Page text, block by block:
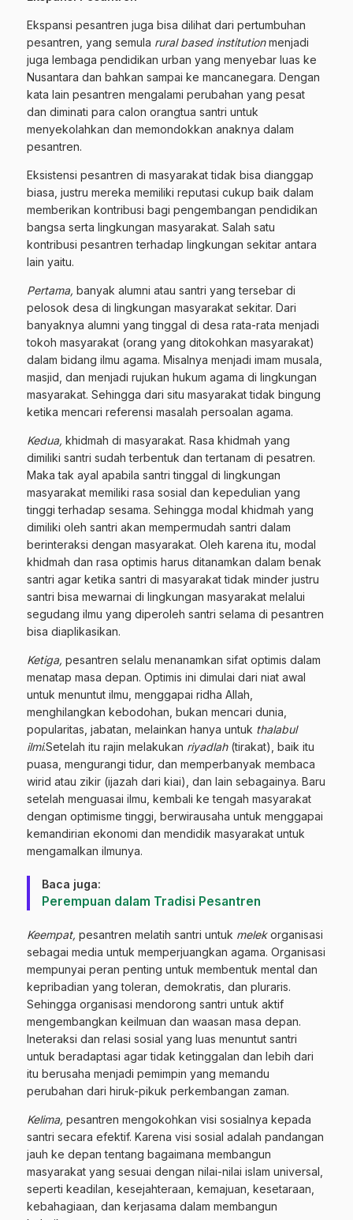
Ekspansi pesantren juga bisa dilihat dari pertumbuhan
pesantren, yang semula rural based institutionmenjadi
juga lembaga pendidikan urban yang menyebar luas ke
Nusantara dan bahkan sampai ke mancanegara. Dengan
kata lain pesantren mengalami perubahan yang pesat
dan diminati para calon orangtua santri untuk
menyekolahkan dan memondokkan anaknya dalam
pesantren.
Eksistensi pesantren di masyarakat tidak bisa dianggap
biasa, justru mereka memiliki reputasi cukup baik dalam
memberikan kontribusi bagi pengembangan pendidikan
bangsa serta lingkungan masyarakat. Salah satu
kontribusi pesantren terhadap lingkungan sekitar antara
lain yaitu.
Pertama, banyak alumni atau santri yang tersebar di
pelosok desa di lingkungan masyarakat sekitar. Dari
banyaknya alumni yang tinggal di desa rata-rata menjadi
tokoh masyarakat (orang yang ditokohkan masyarakat)
dalam bidang ilmu agama. Misalnya menjadi imam musala,
masjid, dan menjadi rujukan hukum agama di lingkungan
masyarakat. Sehingga dari situ masyarakat tidak bingung
ketika mencari referensi masalah persoalan agama.
Kedua, khidmah di masyarakat. Rasa khidmah yang
dimiliki santri sudah terbentuk dan tertanam di pesatren.
Maka tak ayal apabila santri tinggal di lingkungan
masyarakat memiliki rasa sosial dan kepedulian yang
tinggi terhadap sesama. Sehingga modal khidmah yang
dimiliki oleh santri akan mempermudah santri dalam
berinteraksi dengan masyarakat. Oleh karena itu, modal
khidmah dan rasa optimis harus ditanamkan dalam benak
santri agar ketika santri di masyarakat tidak minder justru
santri bisa mewarnai di lingkungan masyarakat melalui
segudang ilmu yang diperoleh santri selama di pesantren
bisa diaplikasikan.
Ketiga, pesantren selalu menanamkan sifat optimis dalam
menatap masa depan. Optimis ini dimulai dari niat awal
untuk menuntut ilmu, menggapai ridha Allah,
menghilangkan kebodohan, bukan mencari dunia,
popularitas, jabatan, melainkan hanya untuk thalabul
ilmi.Setelah itu rajin melakukan riyadlah(tirakat), baik itu
puasa, mengurangi tidur, dan memperbanyak membaca
wirid atau zikir (ijazah dari kiai), dan lain sebagainya. Baru
setelah menguasai ilmu, kembali ke tengah masyarakat
dengan optimisme tinggi, berwirausaha untuk menggapai
kemandirian ekonomi dan mendidik masyarakat untuk
mengamalkan ilmunya.
Baca juga:
Perempuan dalam Tradisi Pesantren
Keempat, pesantren melatih santri untuk melekorganisasi
sebagai media untuk memperjuangkan agama. Organisasi
mempunyai peran penting untuk membentuk mental dan
kepribadian yang toleran, demokratis, dan pluraris.
Sehingga organisasi mendorong santri untuk aktif
mengembangkan keilmuan dan waasan masa depan.
Ineteraksi dan relasi sosial yang luas menuntut santri
untuk beradaptasi agar tidak ketinggalan dan lebih dari
itu berusaha menjadi pemimpin yang memandu
perubahan dari hiruk-pikuk perkembangan zaman.
Kelima, pesantren mengokohkan visi sosialnya kepada
santri secara efektif. Karena visi sosial adalah pandangan
jauh ke depan tentang bagaimana membangun
masyarakat yang sesuai dengan nilai-nilai islam universal,
seperti keadilan, kesejahteraan, kemajuan, kesetaraan,
kebahagiaan, dan kerjasama dalam membangun